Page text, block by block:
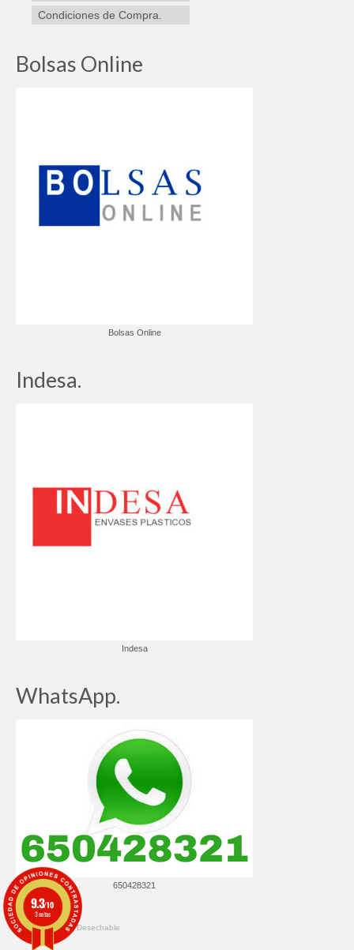
Condiciones de Compra.
Bolsas Online
Bolsas Online
Indesa.
Indesa
WhatsApp.
650428321
© 2026 ✔️ Ropa Desechable
9.3/10
3 notas